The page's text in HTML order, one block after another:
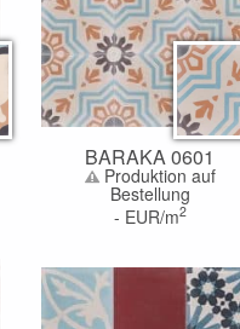
BARAKA 0601
Produktion auf
Bestellung
- EUR/m2